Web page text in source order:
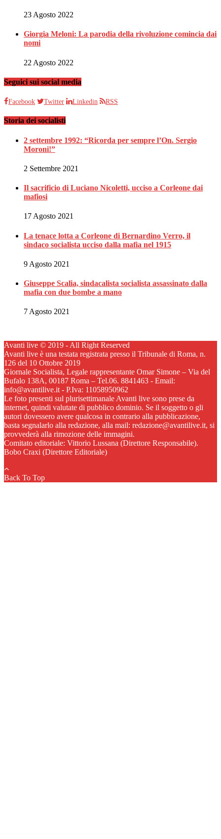
23 Agosto 2022
Giorgia Meloni: La parodia della rivoluzione comincia dai
nomi
22 Agosto 2022
Seguici sui social media
Facebook Twitter Linkedin RSS
Storia dei socialisti
2 settembre 1992: “Ricorda per sempre l’On. Sergio
Moroni!”
2 Settembre 2021
Il sacrificio di Luciano Nicoletti, ucciso a Corleone dai
mafiosi
17 Agosto 2021
La tenace lotta a Corleone di Bernardino Verro, il
sindaco socialista ucciso dalla mafia nel 1915
9 Agosto 2021
Giuseppe Scalia, sindacalista socialista assassinato dalla
mafia con due bombe a mano
7 Agosto 2021
Avanti live © 2019 - All Right Reserved
Avanti live è una testata registrata presso il Tribunale di Roma, n.
126 del 10 Ottobre 2019
Giornale Socialista, Legale rappresentante Omar Simone – Via del
Bufalo 138A, 00187 Roma – Tel.06. 8841463 - Email:
info@avantilive.it - P.Iva: 11058950962
Le foto presenti sul plurisettimanale Avanti live sono prese da
internet, quindi valutate di pubblico dominio. Se il soggetto o gli
autori dovessero avere qualcosa in contrario alla pubblicazione,
basta segnalarlo alla redazione, alla mail: redazione@avantilive.it, si
provvederà alla rimozione delle immagini.
Comitato editoriale: Vittorio Lussana (Direttore Responsabile).
Bobo Craxi (Direttore Editoriale)
Back To Top